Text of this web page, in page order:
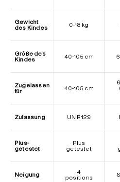
Gewicht
des Kindes
0-18 kg
Größe des
Kindes
40-105 cm
Zugelassen
für
40-105 cm
Zulassung UN R129
Plus-
getestet
Plus
getestet
Neigung
4
positions